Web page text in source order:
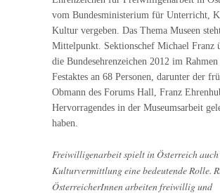
vom Bundesministerium für Unterricht,
Kultur vergeben. Das Thema Museen
Mittelpunkt. Sektionschef Michael Franz
die Bundesehrenzeichen 2012 im Rahmen
Festaktes an 68 Personen, darunter der
Obmann des Forums Hall, Franz
Hervorragendes in der Museumsarbeit
haben.
Freiwilligenarbeit spielt in Österreich
Kulturvermittlung eine bedeutende Rolle.
ÖsterreicherInnen arbeiten freiwillig und